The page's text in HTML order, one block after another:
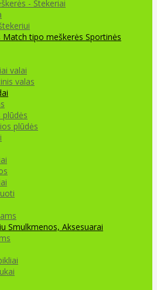
- Štekeriai
Match tipo meškerės Sportinės
valai
valas
plūdės
plūdės
Smulkmenos, Aksesuarai